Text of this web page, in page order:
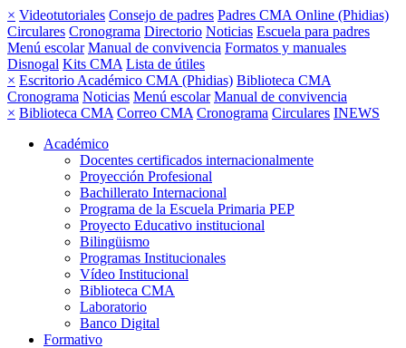
× Videotutoriales Consejo de padres Padres CMA Online (Phidias)
Circulares Cronograma Directorio Noticias Escuela para padres
Menú escolar Manual de convivencia Formatos y manuales
Disnogal Kits CMA Lista de útiles
× Escritorio Académico CMA (Phidias) Biblioteca CMA
Cronograma Noticias Menú escolar Manual de convivencia
× Biblioteca CMA Correo CMA Cronograma Circulares INEWS
Académico
Docentes certificados internacionalmente
Proyección Profesional
Bachillerato Internacional
Programa de la Escuela Primaria PEP
Proyecto Educativo institucional
Bilingüismo
Programas Institucionales
Vídeo Institucional
Biblioteca CMA
Laboratorio
Banco Digital
Formativo